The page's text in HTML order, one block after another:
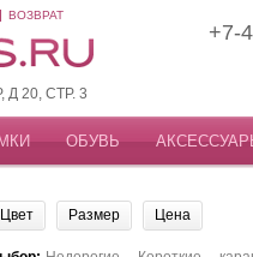
ВОЗВРАТ
20, СТР. 3
+7-
ОБУВЬ
Цвет Размер Цена